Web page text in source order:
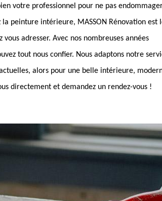
votre professionnel pour ne pas
la peinture intérieure, MASSON Rénovation est
vous adresser. Avec nos nombreuses années
tout nous confier. Nous adaptons notre
alors pour une belle intérieure,
directement et demandez un rendez-vous !